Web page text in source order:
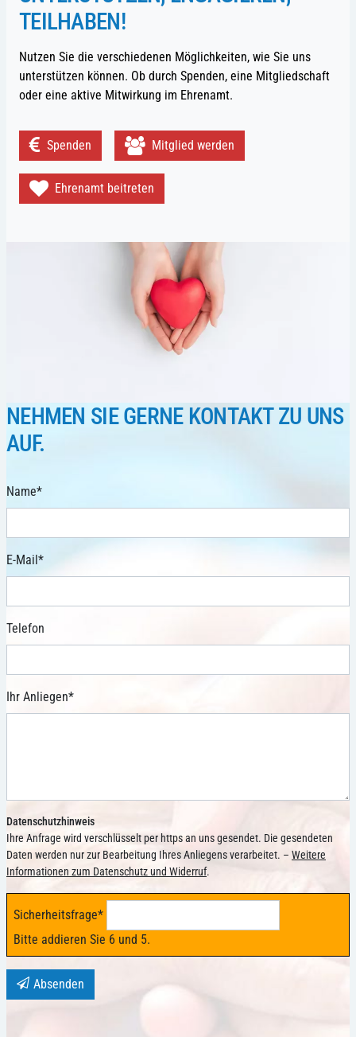
TEILHABEN!
Nutzen Sie die verschiedenen Möglichkeiten, wie Sie uns
unterstützen können. Ob durch Spenden, eine Mitgliedschaft
oder eine aktive Mitwirkung im Ehrenamt.
Spenden Mitglied werden
Ehrenamt beitreten
NEHMEN SIE GERNE KONTAKT ZU UNS
AUF.
Name*
E-Mail *
Telefon
Ihr Anliegen*
Datenschutzhinweis
Ihre Anfrage wird verschlüsselt per https an uns gesendet. Die gesendeten
Daten werden nur zur Bearbeitung Ihres Anliegens verarbeitet. – Weitere
Informationen zum Datenschutz und Widerruf.
Sicherheitsfrage*
Bitte addieren Sie 6 und 5.
Absenden